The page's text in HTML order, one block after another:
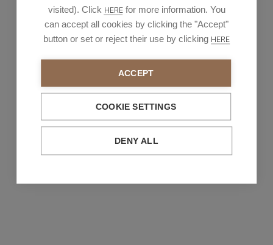
visited). Click HEREfor more information. You
can accept all cookies by clicking the "Accept"
button or set or reject their use by clicking HERE
ACCEPT
COOKIE SETTINGS
DENY ALL